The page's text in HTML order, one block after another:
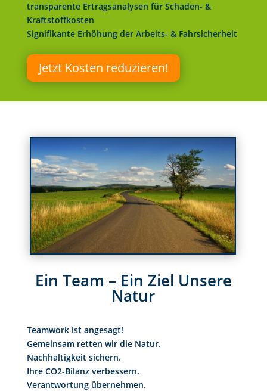
transparente Ertragsanalysen für Schaden- &
Kraftstoffkosten
Signifikante Erhöhung der Arbeits- & Fahrsicherheit
Jetzt Kosten reduzieren!
Ein Team – Ein Ziel Unsere
Natur
Teamwork ist angesagt!
Gemeinsam retten wir die Natur.
Nachhaltigkeit sichern.
Ihre CO2-Bilanz verbessern.
Verantwortung übernehmen.